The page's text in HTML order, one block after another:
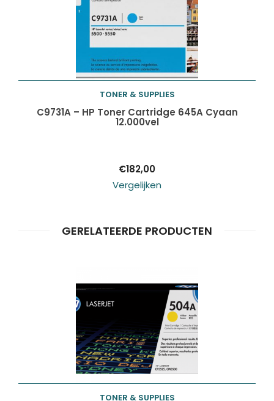
Toevoegen aan
TONER & SUPPLIES
C9731A – HP Toner Cartridge 645A Cyaan
12.000vel
€182,00
Vergelijken
GERELATEERDE PRODUCTEN
TONER & SUPPLIES